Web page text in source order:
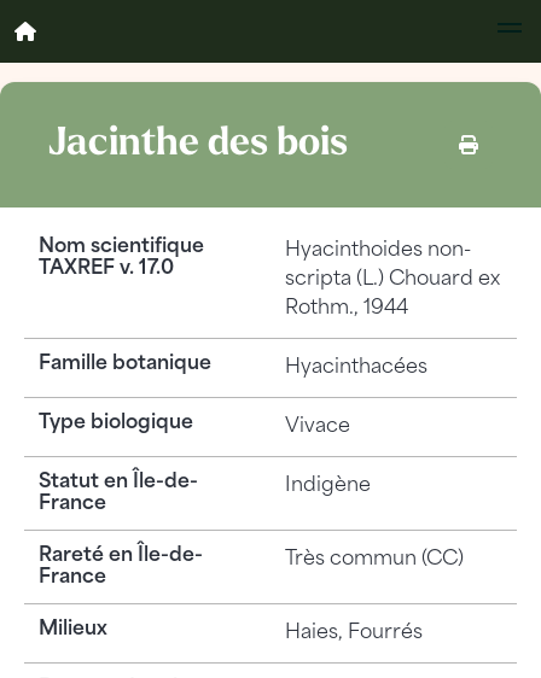
Jacinthe des bois
Nom scientifique
TAXREF v. 17.0
Hyacinthoides non-
scripta (L.) Chouard ex
Rothm., 1944
Famille botanique Hyacinthacées
Type biologique Vivace
Statut en Île-de-
France
Indigène
Rareté en Île-de-
France
Très commun (CC)
Milieux Haies, Fourrés